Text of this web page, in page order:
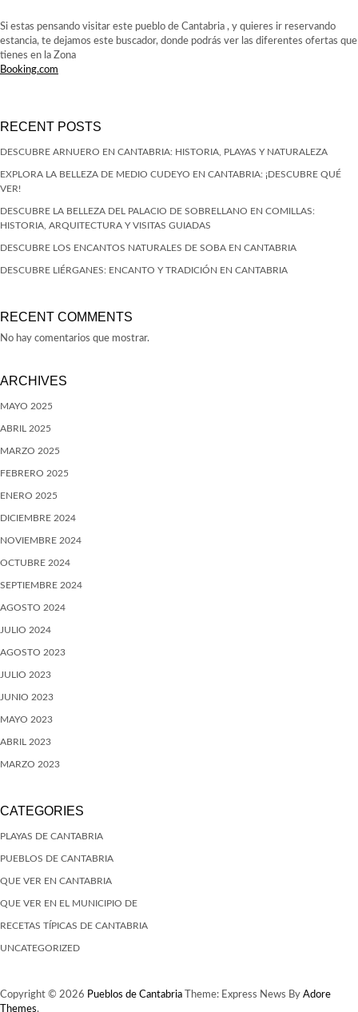
Si estas pensando visitar este pueblo de Cantabria , y quieres ir reservando
estancia, te dejamos este buscador, donde podrás ver las diferentes ofertas que
tienes en la Zona
Booking.com
RECENT POSTS
DESCUBRE ARNUERO EN CANTABRIA: HISTORIA, PLAYAS Y NATURALEZA
EXPLORA LA BELLEZA DE MEDIO CUDEYO EN CANTABRIA: ¡DESCUBRE QUÉ
VER!
DESCUBRE LA BELLEZA DEL PALACIO DE SOBRELLANO EN COMILLAS:
HISTORIA, ARQUITECTURA Y VISITAS GUIADAS
DESCUBRE LOS ENCANTOS NATURALES DE SOBA EN CANTABRIA
DESCUBRE LIÉRGANES: ENCANTO Y TRADICIÓN EN CANTABRIA
RECENT COMMENTS
No hay comentarios que mostrar.
ARCHIVES
MAYO 2025
ABRIL 2025
MARZO 2025
FEBRERO 2025
ENERO 2025
DICIEMBRE 2024
NOVIEMBRE 2024
OCTUBRE 2024
SEPTIEMBRE 2024
AGOSTO 2024
JULIO 2024
AGOSTO 2023
JULIO 2023
JUNIO 2023
MAYO 2023
ABRIL 2023
MARZO 2023
CATEGORIES
PLAYAS DE CANTABRIA
PUEBLOS DE CANTABRIA
QUE VER EN CANTABRIA
QUE VER EN EL MUNICIPIO DE
RECETAS TÍPICAS DE CANTABRIA
UNCATEGORIZED
Copyright © 2026 Pueblos de Cantabria Theme: Express News By Adore
Themes.